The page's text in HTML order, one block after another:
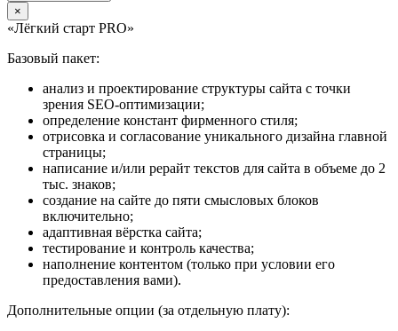
×
«Лёгкий старт PRO»
Базовый пакет:
анализ и проектирование структуры сайта с точки
зрения SEO-оптимизации;
определение констант фирменного стиля;
отрисовка и согласование уникального дизайна главной
страницы;
написание и/или рерайт текстов для сайта в объеме до 2
тыс. знаков;
создание на сайте до пяти смысловых блоков
включительно;
адаптивная вёрстка сайта;
тестирование и контроль качества;
наполнение контентом (только при условии его
предоставления вами).
Дополнительные опции (за отдельную плату):